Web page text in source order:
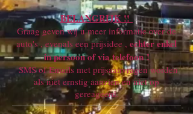
BELANGRIJK !!
Graag geven wij u meer informatie over de
auto's , evenals een prijsidee , echter enkel
in persoon of via telefoon !
SMS of Emails met prijsaanvragen worden
als niet ernstig aanzien en niet op
gereageerd.